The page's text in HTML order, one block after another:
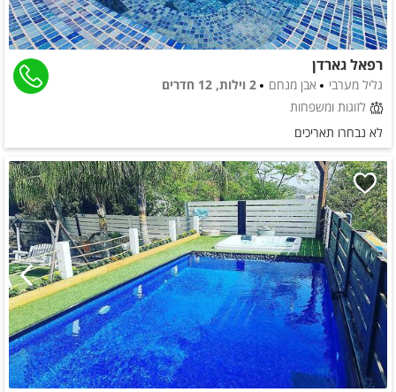
רפאל גארדן
גליל מערבי אבן מנחם
2 וילות, 12 חדרים
לזוגות ומשפחות
לא נבחרו תאריכים